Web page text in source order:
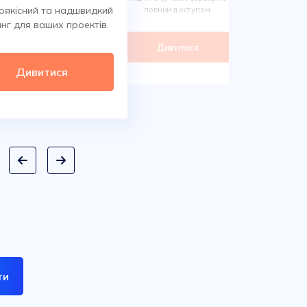
та надшвидкий
для ваших проектів.
Дивитися
повним доступом.
Дивитися